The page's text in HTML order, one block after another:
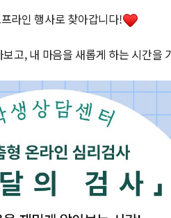
라인 행사로 찾아갑니다!
고, 내 마음을 새롭게 하는 시간을